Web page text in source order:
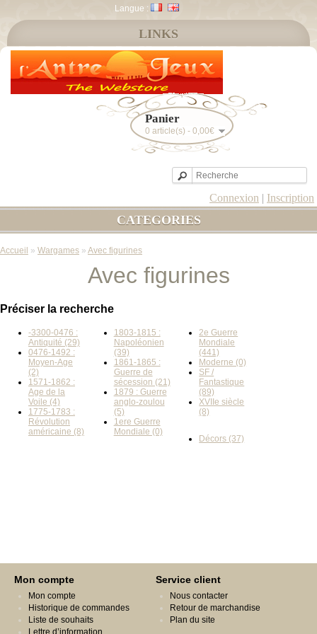
Langue :
Panier
0 article(s) - 0,00€
Connexion | Inscription
LINKS
CATEGORIES
Accueil » Wargames » Avec figurines
Avec figurines
Préciser la recherche
-3300-0476 :
Antiquité (29)
0476-1492 :
Moyen-Age
(2)
1571-1862 :
Age de la
Voile (4)
1775-1783 :
Révolution
américaine (8)
1803-1815 :
Napoléonien
(39)
1861-1865 :
Guerre de
sécession (21)
1879 : Guerre
anglo-zoulou
(5)
1ere Guerre
Mondiale (0)
2e Guerre
Mondiale
(441)
Moderne (0)
SF /
Fantastique
(89)
XVIIe siècle
(8)
Décors (37)
Mon compte
Mon compte
Historique de commandes
Liste de souhaits
Lettre d’information
Service client
Nous contacter
Retour de marchandise
Plan du site